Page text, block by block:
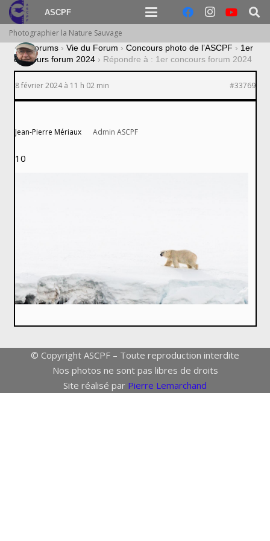
ASCPF
Photographier la Nature Sauvage
› Forums › Vie du Forum › Concours photo de l’ASCPF › 1er
concours forum 2024 › Répondre à : 1er concours forum 2024
8 février 2024 à 11 h 02 min #33769
Jean-Pierre Mériaux Admin ASCPF
10
© Copyright ASCPF – Toute reproduction interdite
Nos photos ne sont pas libres de droits
Site réalisé par Pierre Lemarchand